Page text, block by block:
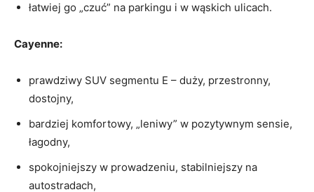
łatwiej go „czuć” na parkingu i w wąskich ulicach.
Cayenne:
prawdziwy SUV segmentu E – duży, przestronny,
dostojny,
bardziej komfortowy, „leniwy” w pozytywnym sensie,
łagodny,
spokojniejszy w prowadzeniu, stabilniejszy na
autostradach,